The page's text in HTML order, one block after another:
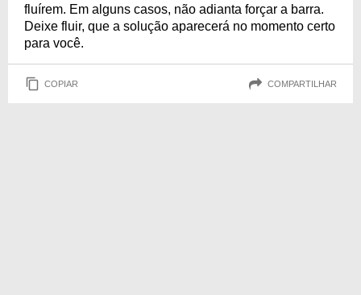
fluírem. Em alguns casos, não adianta forçar a barra.
Deixe fluir, que a solução aparecerá no momento certo
para você.
COPIAR COMPARTILHAR